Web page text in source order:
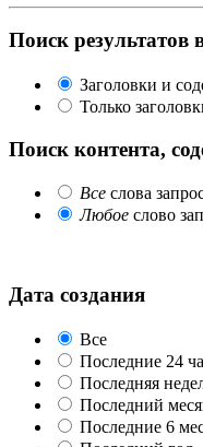
Поиск результатов
Заголовки и
Только
Поиск контента,
Все слова
Любое слово
Дата создания
Все
Последние 24
Последняя
Последний
Последние 6